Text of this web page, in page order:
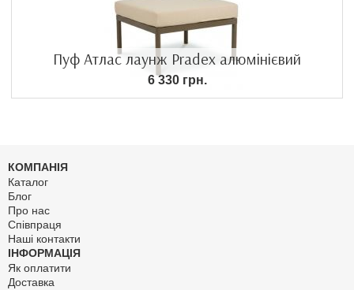
Пуф Атлас лаунж Pradex алюмінієвий
6 330 грн.
КОМПАНІЯ
Каталог
Блог
Про нас
Співпраця
Наші контакти
ІНФОРМАЦІЯ
Як оплатити
Доставка